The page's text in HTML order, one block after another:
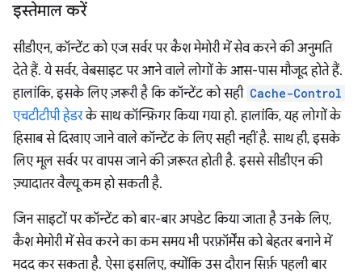
इस्तेमाल करें
सीडीएन, कॉन्टेंट को एज सर्वर पर कैश मेमोरी में सेव करने की अनुमति
देते हैं. ये सर्वर, वेबसाइट पर आने वाले लोगों के आस-पास मौजूद होते हैं.
हालांकि, इसके लिए ज़रूरी है कि कॉन्टेंट को सही Cache-Control
एचटीटीपी हेडरके साथ कॉन्फ़िगर किया गया हो. हालांकि, यह लोगों के
हिसाब से दिखाए जाने वाले कॉन्टेंट के लिए सही नहीं है. साथ ही, इसके
लिए मूल सर्वर पर वापस जाने की ज़रूरत होती है. इससे सीडीएन की
ज़्यादातर वैल्यू कम हो सकती है.
जिन साइटों पर कॉन्टेंट को बार-बार अपडेट किया जाता है उनके लिए,
कैश मेमोरी में सेव करने का कम समय भी परफ़ॉर्मेंस को बेहतर बनाने में
मदद कर सकता है. ऐसा इसलिए, क्योंकि उस दौरान सिर्फ़ पहली बार